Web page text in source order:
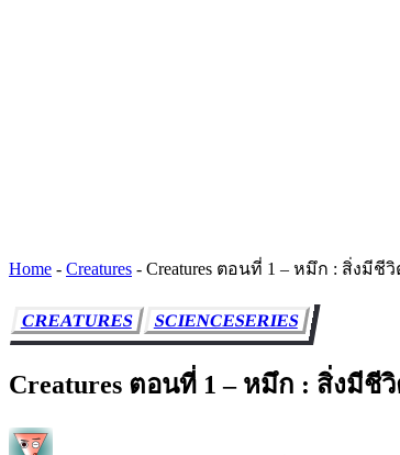
Home - Creatures - Creatures ตอนที่ 1 – หมึก : สิ่ง
CREATURES SCIENCESERIES
Creatures ตอนที่ 1 – หมึก : สิ่งมี